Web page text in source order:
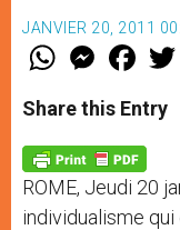
JANVIER 20, 2011
W
t
s
p
p
M
e
s
e
g
e
r
F
a
e
b
o
k
Share this Entry
ROME, Jeudi 20
individualisme